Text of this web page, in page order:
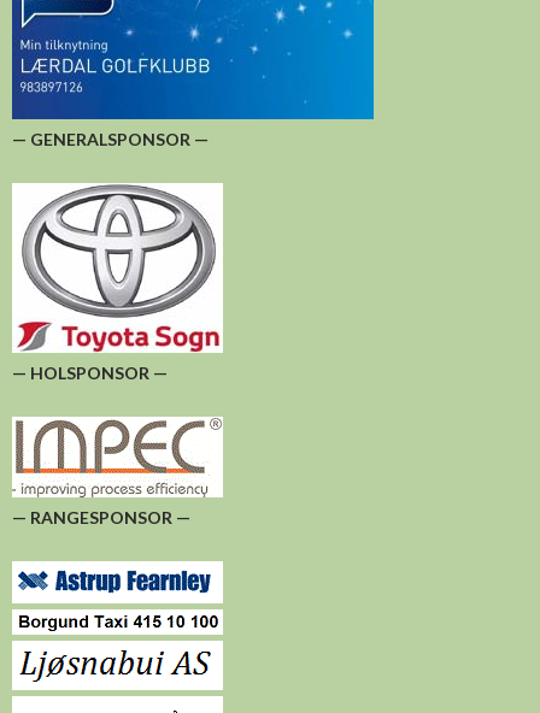
— GENERALSPONSOR —
— HOLSPONSOR —
— RANGESPONSOR —